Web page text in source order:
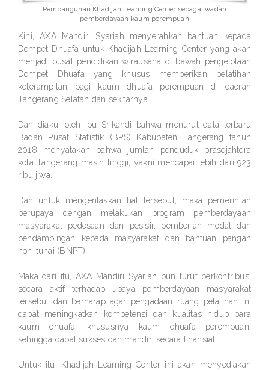
Pembangunan Khadijah Learning Center sebagai wadah
pemberdayaan kaum perempuan
Kini, AXA Mandiri Syariah menyerahkan bantuan kepada
Dompet Dhuafa untuk Khadijah Learning Center yang akan
menjadi pusat pendidikan wirausaha di bawah pengelolaan
Dompet Dhuafa yang khusus memberikan pelatihan
keterampilan bagi kaum dhuafa perempuan di daerah
Tangerang Selatan dan sekitarnya.
Dan diakui oleh Ibu Srikandi bahwa menurut data terbaru
Badan Pusat Statistik (BPS) Kabupaten Tangerang tahun
2018 menyatakan bahwa jumlah penduduk prasejahtera
kota Tangerang masih tinggi, yakni mencapai lebih dari 923
ribu jiwa.
Dan untuk mengentaskan hal tersebut, maka pemerintah
berupaya dengan melakukan program pemberdayaan
masyarakat pedesaan dan pesisir, pemberian modal dan
pendampingan kepada masyarakat dan bantuan pangan
non-tunai (BNPT).
Maka dari itu, AXA Mandiri Syariah pun turut berkontribusi
secara aktif terhadap upaya pemberdayaan masyarakat
tersebut dan berharap agar pengadaan ruang pelatihan ini
dapat meningkatkan kompetensi dan kualitas hidup para
kaum dhuafa, khususnya kaum dhuafa perempuan,
sehingga dapat sukses dan mandiri secara finansial.
Untuk itu, Khadijah Learning Center ini akan menyediakan